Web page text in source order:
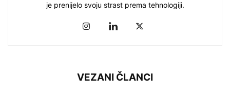
je prenijelo svoju strast prema tehnologiji.
VEZANI ČLANCI